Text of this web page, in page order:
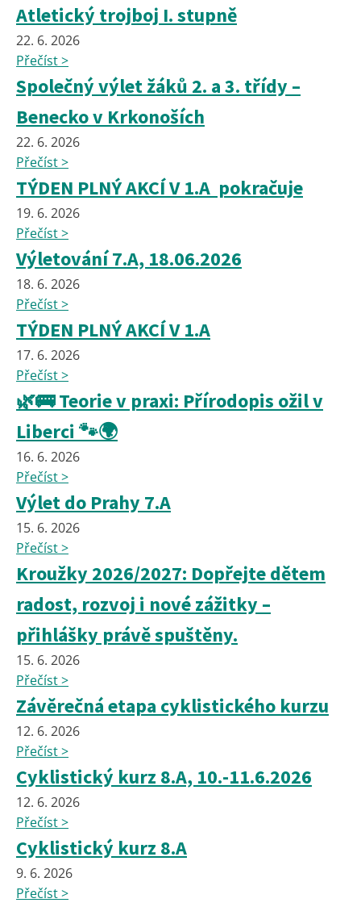
Atletický trojboj I. stupně
22. 6. 2026
Přečíst >
Společný výlet žáků 2. a 3. třídy –
Benecko v Krkonoších
22. 6. 2026
Přečíst >
TÝDEN PLNÝ AKCÍ V 1.A pokračuje
19. 6. 2026
Přečíst >
Výletování 7.A, 18.06.2026
18. 6. 2026
Přečíst >
TÝDEN PLNÝ AKCÍ V 1.A
17. 6. 2026
Přečíst >
🌿🚌 Teorie v praxi: Přírodopis ožil v
Liberci 🐾🌍
16. 6. 2026
Přečíst >
Výlet do Prahy 7.A
15. 6. 2026
Přečíst >
Kroužky 2026/2027: Dopřejte dětem
radost, rozvoj i nové zážitky –
přihlášky právě spuštěny.
15. 6. 2026
Přečíst >
Závěrečná etapa cyklistického kurzu
12. 6. 2026
Přečíst >
Cyklistický kurz 8.A, 10.-11.6.2026
12. 6. 2026
Přečíst >
Cyklistický kurz 8.A
9. 6. 2026
Přečíst >